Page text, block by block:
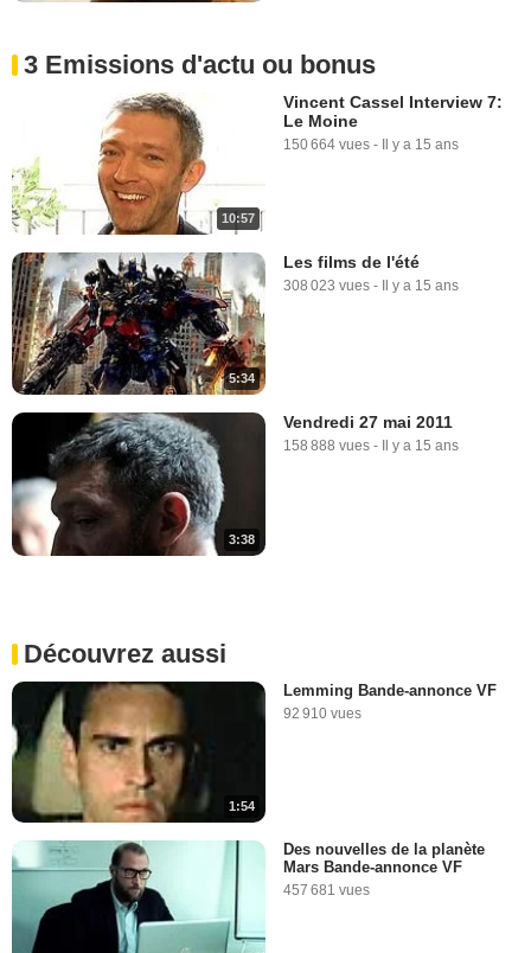
3 Emissions d'actu ou bonus
10:57
Vincent Cassel Interview 7:
Le Moine
150 664 vues - Il y a 15 ans
5:34
Les films de l'été
308 023 vues - Il y a 15 ans
3:38
Vendredi 27 mai 2011
158 888 vues - Il y a 15 ans
Découvrez aussi
1:54
Lemming Bande-annonce VF
92 910 vues
Des nouvelles de la planète
Mars Bande-annonce VF
457 681 vues